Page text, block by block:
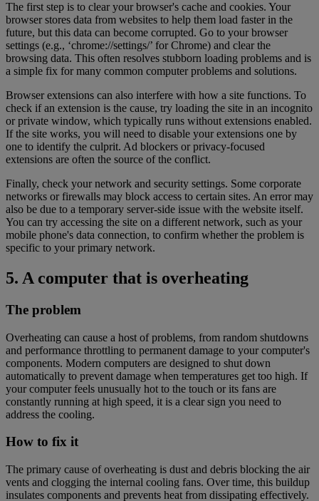
The first step is to clear your browser's cache and cookies. Your
browser stores data from websites to help them load faster in the
future, but this data can become corrupted. Go to your browser
settings (e.g., ‘chrome://settings/’ for Chrome) and clear the
browsing data. This often resolves stubborn loading problems and is
a simple fix for many common computer problems and solutions.
Browser extensions can also interfere with how a site functions. To
check if an extension is the cause, try loading the site in an incognito
or private window, which typically runs without extensions enabled.
If the site works, you will need to disable your extensions one by
one to identify the culprit. Ad blockers or privacy-focused
extensions are often the source of the conflict.
Finally, check your network and security settings. Some corporate
networks or firewalls may block access to certain sites. An error may
also be due to a temporary server-side issue with the website itself.
You can try accessing the site on a different network, such as your
mobile phone's data connection, to confirm whether the problem is
specific to your primary network.
5. A computer that is overheating
The problem
Overheating can cause a host of problems, from random shutdowns
and performance throttling to permanent damage to your computer's
components. Modern computers are designed to shut down
automatically to prevent damage when temperatures get too high. If
your computer feels unusually hot to the touch or its fans are
constantly running at high speed, it is a clear sign you need to
address the cooling.
How to fix it
The primary cause of overheating is dust and debris blocking the air
vents and clogging the internal cooling fans. Over time, this buildup
insulates components and prevents heat from dissipating effectively.